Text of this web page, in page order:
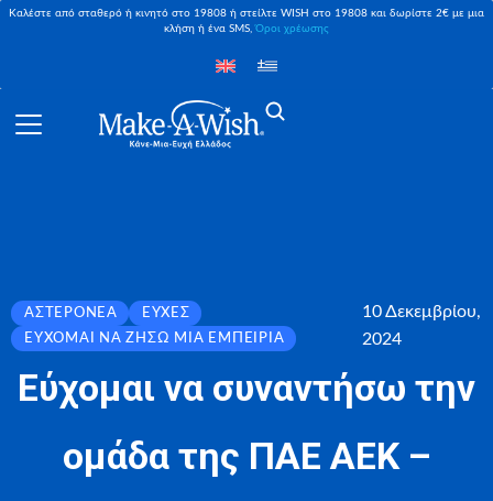
Καλέστε από σταθερό ή κινητό στο 19808 ή στείλτε WISH στο 19808 και δωρίστε 2€ με μια
κλήση ή ένα SMS,Όροι χρέωσης
ΑΣΤΕΡΟΝΈΑ
ΕΥΧΈΣ
ΕΎΧΟΜΑΙ ΝΑ ΖΉΣΩ ΜΙΑ ΕΜΠΕΙΡΊΑ
10 Δεκεμβρίου,
2024
Εύχομαι να συναντήσω την
ομάδα της ΠΑΕ ΑΕΚ –